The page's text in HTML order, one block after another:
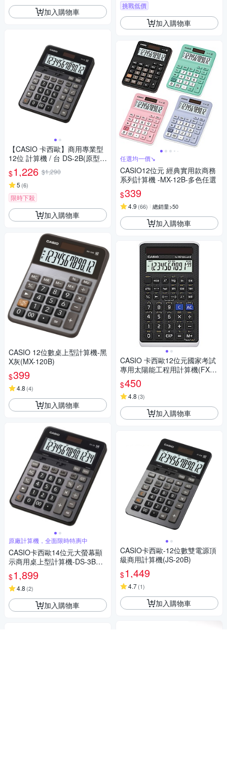
加入購物車
【CASIO 卡西歐】商用專業型
12位 計算機 / 台 DS-2B(原型號
DS-2TS)
$1,226 $1,290
5 (6)
限時下殺
加入購物車
CASIO 12位數桌上型計算機-黑
X灰(MX-120B)
$399
4.8 (4)
加入購物車
原廠計算機，全面限時特惠中
CASIO卡西歐14位元大螢幕顯
示商用桌上型計算機-DS-3B
(黑/灰)
$1,899
4.8 (2)
加入購物車
挑戰低價
加入購物車
任選均一價↘︎
CASIO12位元 經典實用款商務
系列計算機 -MX-12B-多色任選
$339
4.9 (66) 總銷量>50
加入購物車
CASIO 卡西歐12位元國家考試
專用太陽能工程用計算機(FX-8
2SOLARII)
$450
4.8 (3)
加入購物車
CASIO卡西歐-12位數雙電源頂
級商用計算機(JS-20B)
$1,449
4.7(1)
加入購物車